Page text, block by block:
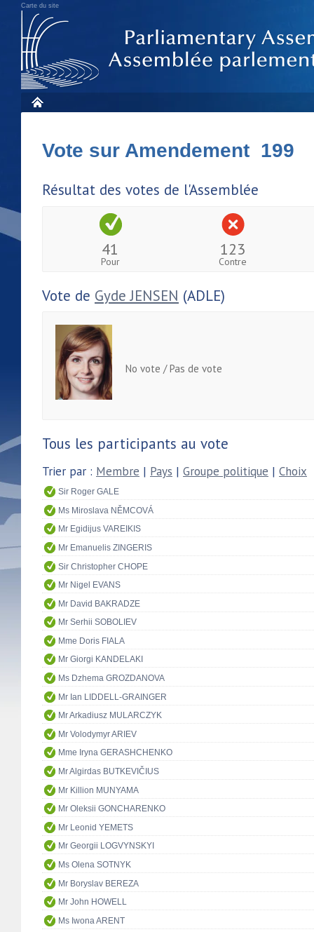
Carte du site
Vote sur Amendement 199
Résultat des votes de l'Assemblée
41
Pour
123
Contre
Vote de Gyde JENSEN (ADLE)
No vote / Pas de vote
Tous les participants au vote
Trier par : Membre | Pays | Groupe politique | Choix
Sir Roger GALE
Ms Miroslava NĚMCOVÁ
Mr Egidijus VAREIKIS
Mr Emanuelis ZINGERIS
Sir Christopher CHOPE
Mr Nigel EVANS
Mr David BAKRADZE
Mr Serhii SOBOLIEV
Mme Doris FIALA
Mr Giorgi KANDELAKI
Ms Dzhema GROZDANOVA
Mr Ian LIDDELL-GRAINGER
Mr Arkadiusz MULARCZYK
Mr Volodymyr ARIEV
Mme Iryna GERASHCHENKO
Mr Algirdas BUTKEVIČIUS
Mr Killion MUNYAMA
Mr Oleksii GONCHARENKO
Mr Leonid YEMETS
Mr Georgii LOGVYNSKYI
Ms Olena SOTNYK
Mr Boryslav BEREZA
Mr John HOWELL
Ms Iwona ARENT